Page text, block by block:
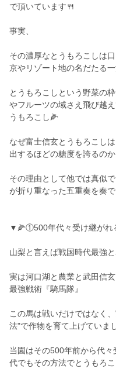
で頂いています🍴
事実、
その濃厚なとうもろこしは
京やリゾート地の名だたる
とうもろこしという野菜の
やフルーツの域さえ飛び越
うもろこし🌽
なぜ富士信玄とうもろこし
出するほどの糖度を誇るのか
その理由として他では真似
が折り重なった五重奏を奏で
▼🌽①500年代々受け継がれ
山梨と言えば戦国時代最強と
実は河口湖と農業と武田信
最強戦術『騎馬隊』
この馬は戦いだけではなく
法"で作物を育て上げていまし
当園はその500年前から代
代でもその方法でとうもろこ